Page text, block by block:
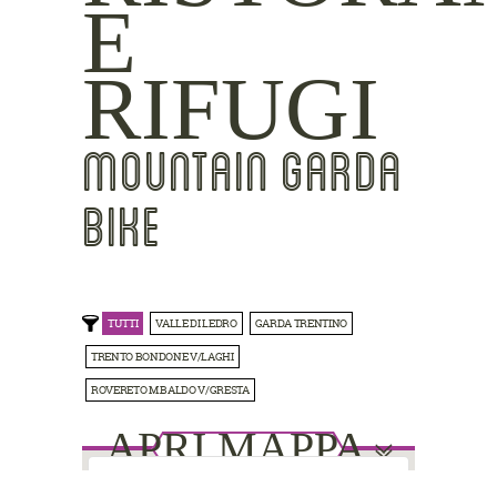
E
RIFUGI
MOUNTAIN GARDA
BIKE
TUTTI VALLE DI LEDRO GARDA TRENTINO
TRENTO BONDONE V/LAGHI
ROVERETO M.BALDO V/GRESTA
APRI MAPPA